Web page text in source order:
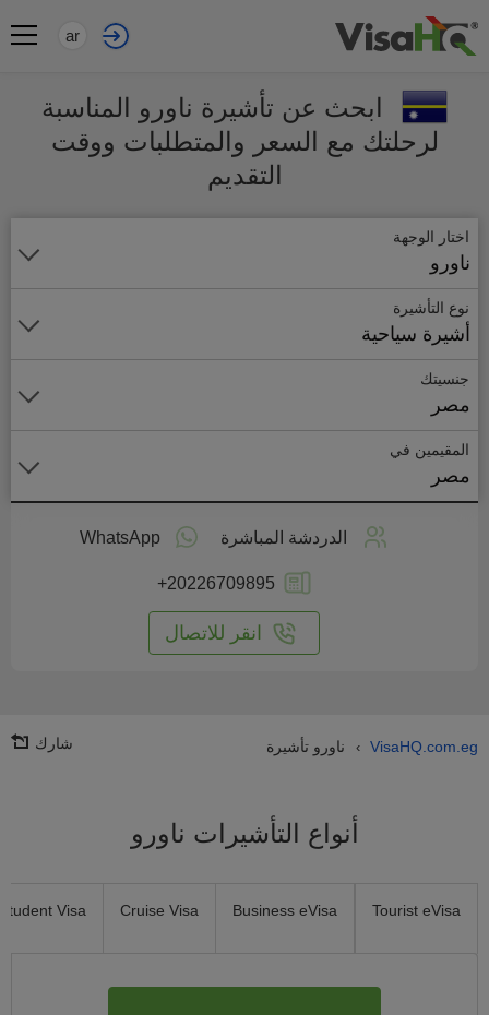
ar
ابحث عن تأشيرة ناورو المناسبة
لرحلتك مع السعر والمتطلبات ووقت
التقديم
اختار الوجهة
ناورو
نوع التأشيرة
أشيرة سياحية
جنسيتك
مصر
المقيمين في
مصر
الدردشة المباشرة WhatsApp
+20226709895
انقر للاتصال
VisaHQ.com.eg
› ناورو تأشيرة شارك
أنواع التأشيرات ناورو
Tourist eVisa
Business eVisa
Cruise Visa
Student Visa